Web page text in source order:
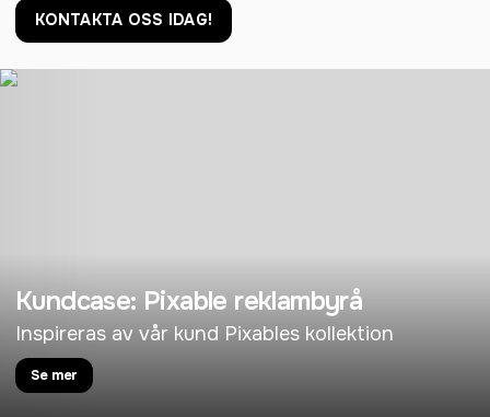
KONTAKTA OSS IDAG!
Kundcase: Pixable reklambyrå
Inspireras av vår kund Pixables kollektion
Se mer